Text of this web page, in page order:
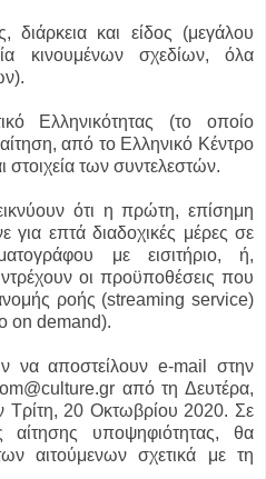
διάρκεια και είδος (μεγάλου
κινουμένων σχεδίων, όλα
Ελληνικότητας (το οποίο
από το Ελληνικό Κέντρο
των συντελεστών.
ότι η πρώτη, επίσημη
για επτά διαδοχικές μέρες σε
με εισιτήριο, ή,
οι προϋποθέσεις που
ροής (streaming service)
on demand).
να αποστείλουν e-mail στην
από τη Δευτέρα,
Τρίτη, 20 Οκτωβρίου 2020. Σε
υποψηφιότητας, θα
αιτούμενων σχετικά με τη